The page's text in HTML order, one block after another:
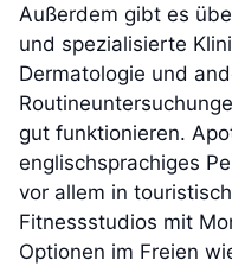
Außerdem gibt es
und spezialisierte
Dermatologie und
gut funktionieren.
englischsprachiges
vor allem in
Fitnessstudios mit
Optionen im Freien